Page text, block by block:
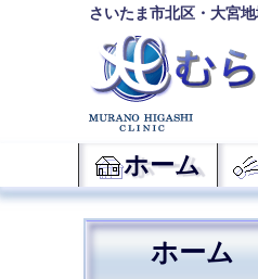
さいたま市北区・大宮
ホーム
ホーム